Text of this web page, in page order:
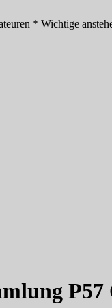
* Wichtige